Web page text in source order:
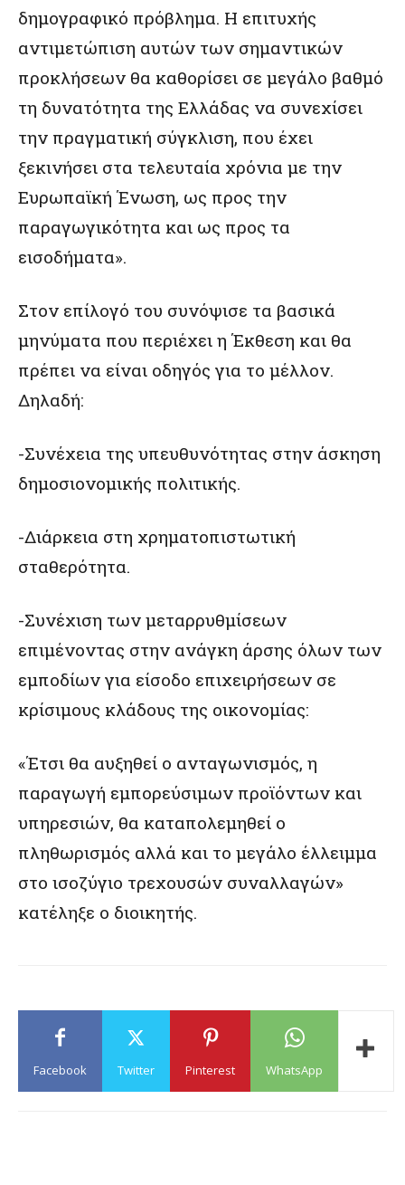
δημογραφικό πρόβλημα. Η επιτυχής
αντιμετώπιση αυτών των σημαντικών
προκλήσεων θα καθορίσει σε μεγάλο βαθμό
τη δυνατότητα της Ελλάδας να συνεχίσει
την πραγματική σύγκλιση, που έχει
ξεκινήσει στα τελευταία χρόνια με την
Ευρωπαϊκή Ένωση, ως προς την
παραγωγικότητα και ως προς τα
εισοδήματα».
Στον επίλογό του συνόψισε τα βασικά
μηνύματα που περιέχει η Έκθεση και θα
πρέπει να είναι οδηγός για το μέλλον.
Δηλαδή:
-Συνέχεια της υπευθυνότητας στην άσκηση
δημοσιονομικής πολιτικής.
-Διάρκεια στη χρηματοπιστωτική
σταθερότητα.
-Συνέχιση των μεταρρυθμίσεων
επιμένοντας στην ανάγκη άρσης όλων των
εμποδίων για είσοδο επιχειρήσεων σε
κρίσιμους κλάδους της οικονομίας:
«Έτσι θα αυξηθεί ο ανταγωνισμός, η
παραγωγή εμπορεύσιμων προϊόντων και
υπηρεσιών, θα καταπολεμηθεί ο
πληθωρισμός αλλά και το μεγάλο έλλειμμα
στο ισοζύγιο τρεχουσών συναλλαγών»
κατέληξε ο διοικητής.
Facebook Twitter Pinterest WhatsApp